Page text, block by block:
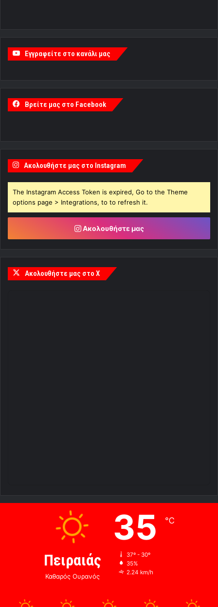
Εγγραφείτε στο κανάλι μας
Βρείτε μας στο Facebook
Ακολουθήστε μας στο Instagram
The Instagram Access Token is expired, Go to the Theme
options page > Integrations, to to refresh it.
Ακολουθήστε μας
Ακολουθήστε μας στο X
Πειραιάς
Καθαρός Ουρανός
35 ℃
37º - 30º
35%
2.24 km/h